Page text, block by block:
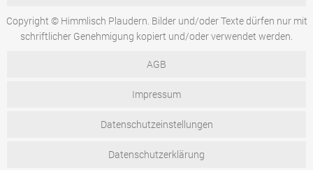
Copyright © Himmlisch Plaudern. Bilder und/oder Texte dürfen nur mit
schriftlicher Genehmigung kopiert und/oder verwendet werden.
AGB
Impressum
Datenschutzeinstellungen
Datenschutzerklärung